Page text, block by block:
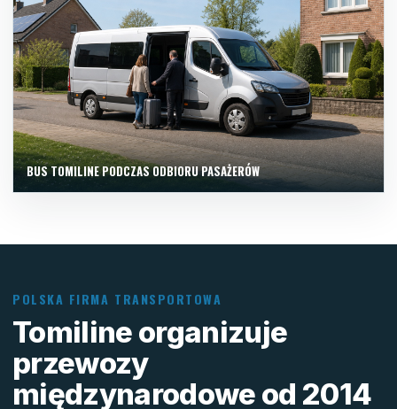
BUS TOMILINE PODCZAS ODBIORU PASAŻERÓW
POLSKA FIRMA TRANSPORTOWA
Tomiline organizuje
przewozy
międzynarodowe od 2014